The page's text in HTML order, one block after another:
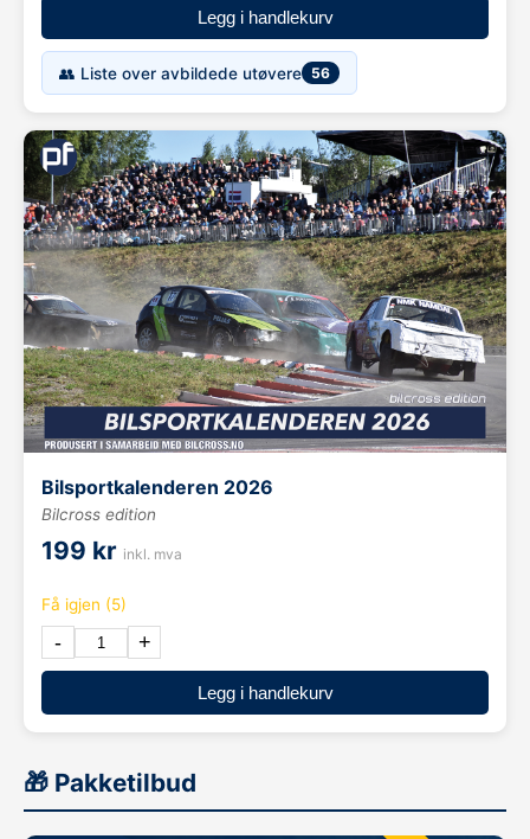
Legg i handlekurv
👥 Liste over avbildede utøvere 56
Bilsportkalenderen 2026
Bilcross edition
199 kr inkl. mva
Få igjen (5)
- +
Legg i handlekurv
🎁 Pakketilbud